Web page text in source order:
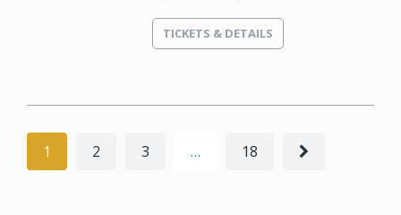
TICKETS & DETAILS
1 2 3 … 18